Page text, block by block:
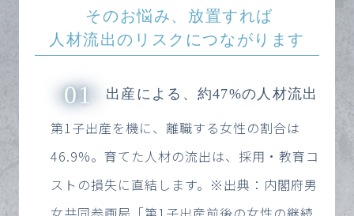
そのお悩み、放置すれば
人材流出のリスクにつながります
01 出産による、約47%の人材流出
第1子出産を機に、離職する女性の割合は
46.9%。育てた人材の流出は、採用・教育コ
ストの損失に直結します。※出典：内閣府男